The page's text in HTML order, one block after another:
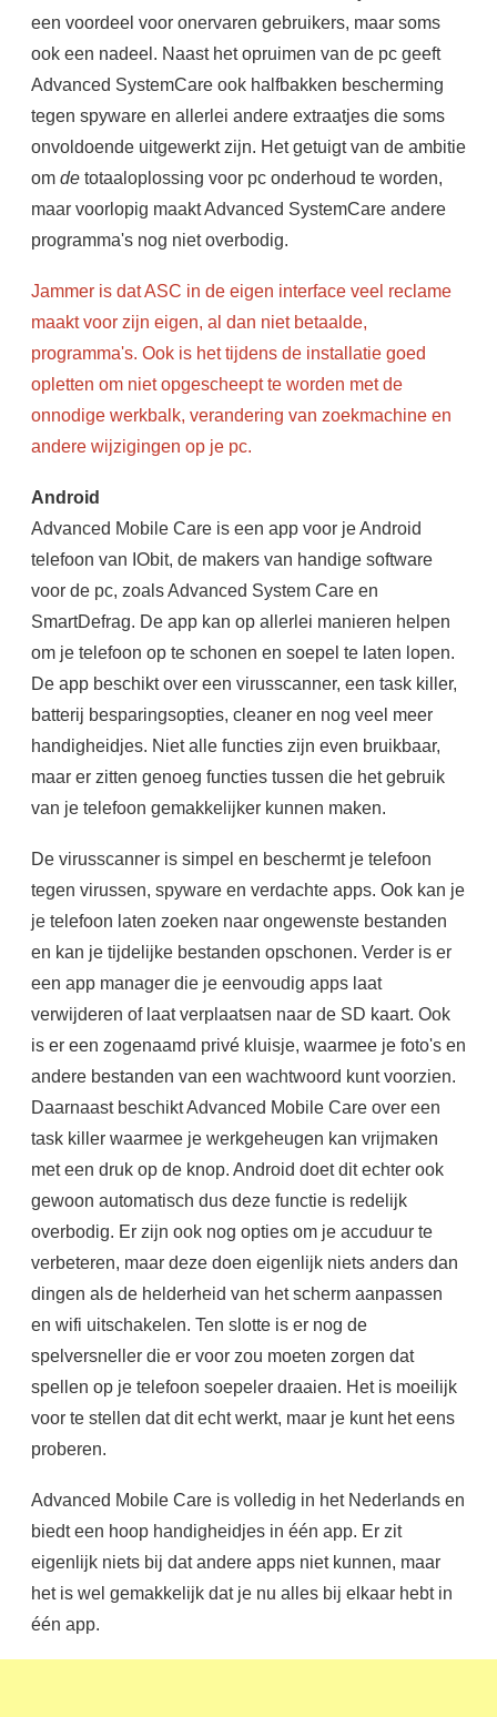
een voordeel voor onervaren gebruikers, maar soms
ook een nadeel. Naast het opruimen van de pc geeft
Advanced SystemCare ook halfbakken bescherming
tegen spyware en allerlei andere extraatjes die soms
onvoldoende uitgewerkt zijn. Het getuigt van de ambitie
om de totaaloplossing voor pc onderhoud te worden,
maar voorlopig maakt Advanced SystemCare andere
programma's nog niet overbodig.
Jammer is dat ASC in de eigen interface veel reclame
maakt voor zijn eigen, al dan niet betaalde,
programma's. Ook is het tijdens de installatie goed
opletten om niet opgescheept te worden met de
onnodige werkbalk, verandering van zoekmachine en
andere wijzigingen op je pc.
Android
Advanced Mobile Care is een app voor je Android
telefoon van IObit, de makers van handige software
voor de pc, zoals Advanced System Care en
SmartDefrag. De app kan op allerlei manieren helpen
om je telefoon op te schonen en soepel te laten lopen.
De app beschikt over een virusscanner, een task killer,
batterij besparingsopties, cleaner en nog veel meer
handigheidjes. Niet alle functies zijn even bruikbaar,
maar er zitten genoeg functies tussen die het gebruik
van je telefoon gemakkelijker kunnen maken.
De virusscanner is simpel en beschermt je telefoon
tegen virussen, spyware en verdachte apps. Ook kan je
je telefoon laten zoeken naar ongewenste bestanden
en kan je tijdelijke bestanden opschonen. Verder is er
een app manager die je eenvoudig apps laat
verwijderen of laat verplaatsen naar de SD kaart. Ook
is er een zogenaamd privé kluisje, waarmee je foto's en
andere bestanden van een wachtwoord kunt voorzien.
Daarnaast beschikt Advanced Mobile Care over een
task killer waarmee je werkgeheugen kan vrijmaken
met een druk op de knop. Android doet dit echter ook
gewoon automatisch dus deze functie is redelijk
overbodig. Er zijn ook nog opties om je accuduur te
verbeteren, maar deze doen eigenlijk niets anders dan
dingen als de helderheid van het scherm aanpassen
en wifi uitschakelen. Ten slotte is er nog de
spelversneller die er voor zou moeten zorgen dat
spellen op je telefoon soepeler draaien. Het is moeilijk
voor te stellen dat dit echt werkt, maar je kunt het eens
proberen.
Advanced Mobile Care is volledig in het Nederlands en
biedt een hoop handigheidjes in één app. Er zit
eigenlijk niets bij dat andere apps niet kunnen, maar
het is wel gemakkelijk dat je nu alles bij elkaar hebt in
één app.